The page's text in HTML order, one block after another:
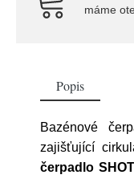
máme
Popis
Bazénové
zajišťující
čerpadlo